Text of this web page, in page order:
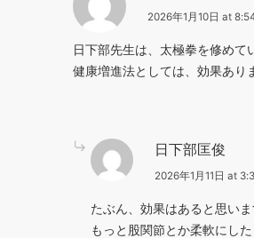
2026年1月10日 at
日下部先生は、太極拳を修めて
健康増進法としては、効果あり
日下部匡俊
2026年1月11日 at
たぶん、効果はあると思いま
もっと股関節とか柔軟にし